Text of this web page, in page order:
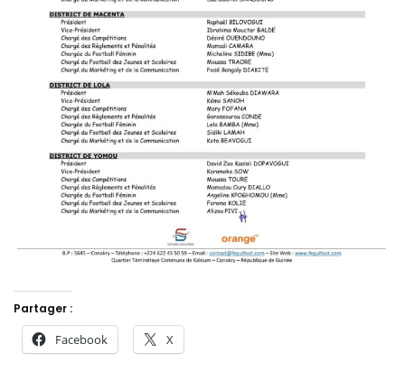
Partager :
Facebook X